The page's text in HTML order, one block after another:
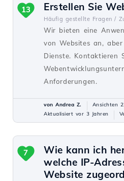
Erstellen Sie
Häufig gestellte Fragen /
Wir bieten eine
von Websites an,
Dienste. Kontaktieren
Anforderungen.
13
von Andrea Z.
Ansichten
Aktualisiert vor 3 Jahren
Wie kann ich
welche IP-
Website
7